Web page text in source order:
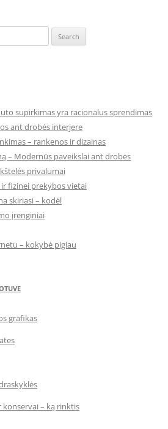
supirkimas yra racionalus sprendimas
ant drobės interjere
– rankenos ir dizainas
– Modernūs paveikslai ant drobės
privalumai
ir fizinei prekybos vietai
skiriasi – kodėl
įrenginiai
– kokybė pigiau
grafikas
konservai – ką rinktis